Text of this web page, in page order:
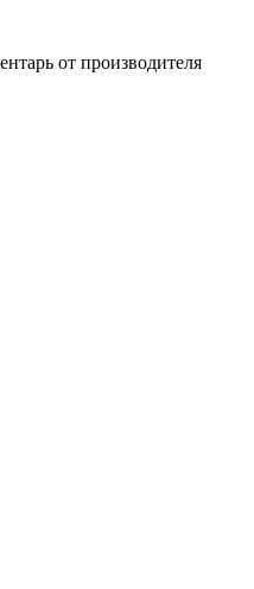
от производителя